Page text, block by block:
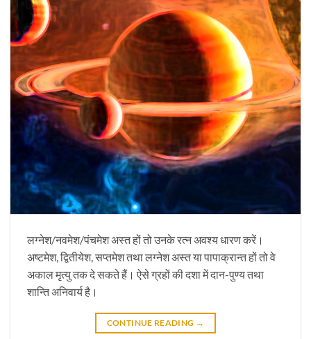
लग्नेश/नवमेश/पंचमेश अस्त हों तो उनके रत्न अवश्य धारण करें।
अष्टमेश, द्वितीयेश, सप्तमेश तथा लग्नेश अस्त या पापाक्रान्त हों तो वे
अकाल मृत्यु तक दे सकते हैं। ऐसे ग्रहों की दशा में दान-पुण्य तथा
शान्ति अनिवार्य है।
CONTINUE READING →